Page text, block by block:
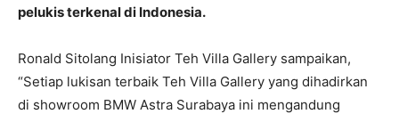
pelukis terkenal di Indonesia.
Ronald Sitolang Inisiator Teh Villa Gallery sampaikan,
“Setiap lukisan terbaik Teh Villa Gallery yang dihadirkan
di showroom BMW Astra Surabaya ini mengandung